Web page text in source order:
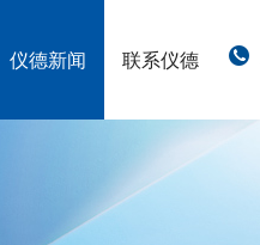
仪德新闻 联系仪德